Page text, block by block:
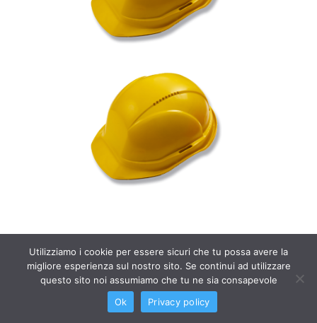
Utilizziamo i cookie per essere sicuri che tu possa avere la
migliore esperienza sul nostro sito. Se continui ad utilizzare
questo sito noi assumiamo che tu ne sia consapevole
Ok
Privacy policy